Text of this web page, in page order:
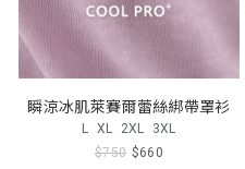
瞬涼冰肌萊賽爾蕾絲綁帶罩衫
L XL 2XL 3XL
$750 $660